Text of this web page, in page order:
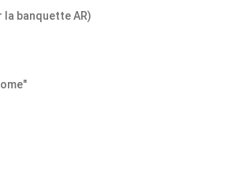
banquette AR)